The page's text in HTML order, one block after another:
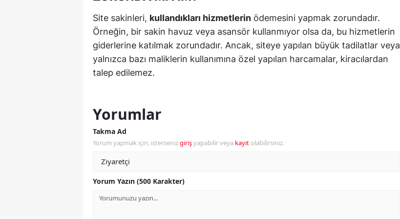
Yalova
Kilis
Site sakinleri, kullandıkları hizmetlerin ödemesini yapmak zorundadır.
Örneğin, bir sakin havuz veya asansör kullanmıyor olsa da, bu hizmetlerin
giderlerine katılmak zorundadır. Ancak, siteye yapılan büyük tadilatlar veya
yalnızca bazı maliklerin kullanımına özel yapılan harcamalar, kiracılardan
talep edilemez.
Yorumlar
Takma Ad
Yorum yapmak için, istersenizgirişyapabilir veya kayıt olabilirsiniz.
Yorum Yazın (500 Karakter)